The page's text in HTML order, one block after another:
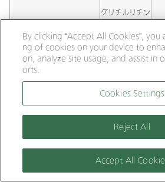
（大塚工場=大鵬薬品）
グリチルリチン
ム、グリシン、
L-システイン
アイソボリン点滴静注用
（ﾌｧｲｻﾞｰ）
レボホリナート
グルタチオン
アデホス－Lコーワ注
アデノシン三リ
By clicking “Accept All Cookies”,
ng of cookies on your device to
on, analyze site usage, and assist in
orts.
Cookies Settings
Reject All
Accept All